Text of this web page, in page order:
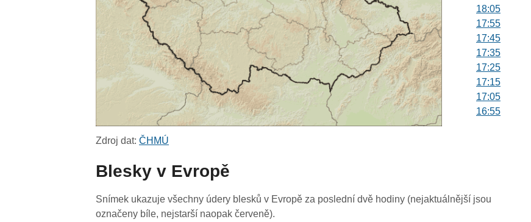
18:05
17:55
17:45
17:35
17:25
17:15
17:05
16:55
15:55
Zdroj dat:ČHMÚ
Blesky v Evropě
Snímek ukazuje všechny údery blesků v Evropě za poslední dvě hodiny (nejaktuálnější jsou
označeny bíle, nejstarší naopak červeně).